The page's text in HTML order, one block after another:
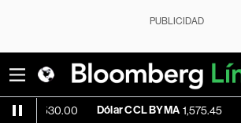
PUBLICIDAD
Dólar CCL BYMA 1,575.45 BTC/USD